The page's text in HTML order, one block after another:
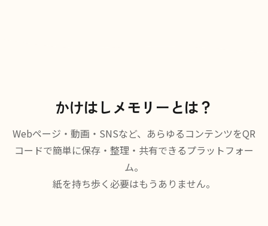
かけはしメモリーとは？
Webページ・動画・SNSなど、あらゆるコンテンツをQR
コードで簡単に保存・整理・共有できるプラットフォー
ム。
紙を持ち歩く必要はもうありません。